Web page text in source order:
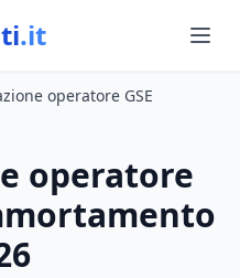
.it
operatore GSE
operatore